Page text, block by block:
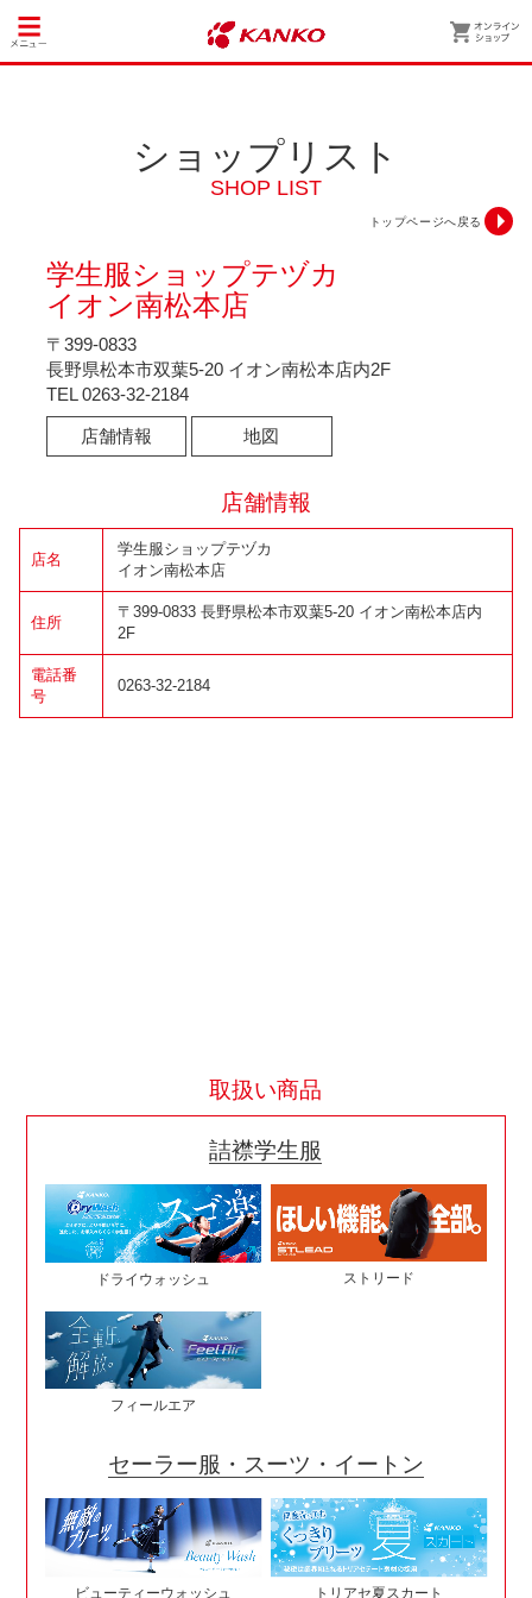
ショップリスト
SHOP LIST
トップページへ戻る
学生服ショップテヅカ
イオン南松本店
〒399-0833
長野県松本市双葉5-20 イオン南松本店内2F
TEL0263-32-2184
店舗情報 地図
店舗情報
店名
学生服ショップテヅカ
イオン南松本店
住所
〒399-0833 長野県松本市双葉5-20 イオン南松本店内
2F
電話番
号
0263-32-2184
取扱い商品
詰襟学生服
ドライウォッシュ ストリード
フィールエア
セーラー服・スーツ・イートン
ビューティーウォッシュ トリアセ夏スカート